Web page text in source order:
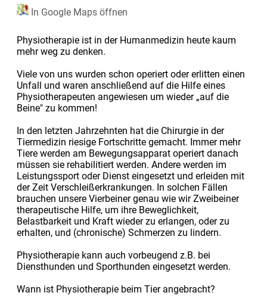
In Google Maps öffnen
Physiotherapie ist in der Humanmedizin heute kaum
mehr weg zu denken.
Viele von uns wurden schon operiert oder erlitten einen
Unfall und waren anschließend auf die Hilfe eines
Physiotherapeuten angewiesen um wieder „auf die
Beine" zu kommen!
In den letzten Jahrzehnten hat die Chirurgie in der
Tiermedizin riesige Fortschritte gemacht. Immer mehr
Tiere werden am Bewegungsapparat operiert danach
müssen sie rehabilitiert werden. Andere werden im
Leistungssport oder Dienst eingesetzt und erleiden mit
der Zeit Verschleißerkrankungen. In solchen Fällen
brauchen unsere Vierbeiner genau wie wir Zweibeiner
therapeutische Hilfe, um ihre Beweglichkeit,
Belastbarkeit und Kraft wieder zu erlangen, oder zu
erhalten, und (chronische) Schmerzen zu lindern.
Physiotherapie kann auch vorbeugend z.B. bei
Diensthunden und Sporthunden eingesetzt werden.
Wann ist Physiotherapie beim Tier angebracht?